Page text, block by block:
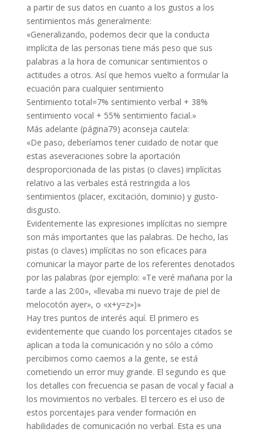
a partir de sus datos en cuanto a los gustos a los
sentimientos más generalmente:
«Generalizando, podemos decir que la conducta
implícita de las personas tiene más peso que sus
palabras a la hora de comunicar sentimientos o
actitudes a otros. Así que hemos vuelto a formular la
ecuación para cualquier sentimiento
Sentimiento total=7% sentimiento verbal + 38%
sentimiento vocal + 55% sentimiento facial.»
Más adelante (página79) aconseja cautela:
«De paso, deberíamos tener cuidado de notar que
estas aseveraciones sobre la aportación
desproporcionada de las pistas (o claves) implícitas
relativo a las verbales está restringida a los
sentimientos (placer, excitación, dominio) y gusto-
disgusto.
Evidentemente las expresiones implícitas no siempre
son más importantes que las palabras. De hecho, las
pistas (o claves) implícitas no son eficaces para
comunicar la mayor parte de los referentes denotados
por las palabras (por ejemplo: «Te veré mañana por la
tarde a las 2:00», «llevaba mi nuevo traje de piel de
melocotón ayer», o «x+y=z»)»
Hay tres puntos de interés aquí. El primero es
evidentemente que cuando los porcentajes citados se
aplican a toda la comunicación y no sólo a cómo
percibimos como caemos a la gente, se está
cometiendo un error muy grande. El segundo es que
los detalles con frecuencia se pasan de vocal y facial a
los movimientos no verbales. El tercero es el uso de
estos porcentajes para vender formación en
habilidades de comunicación no verbal. Esta es una